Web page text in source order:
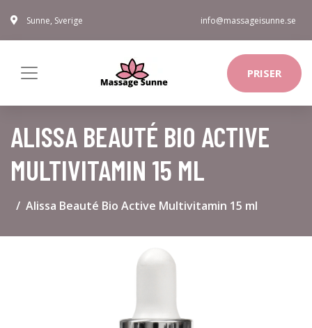
Sunne, Sverige info@massageisunne.se
PRISER
ALISSA BEAUTÉ BIO ACTIVE
MULTIVITAMIN 15 ML
Alissa Beauté Bio Active Multivitamin 15 ml